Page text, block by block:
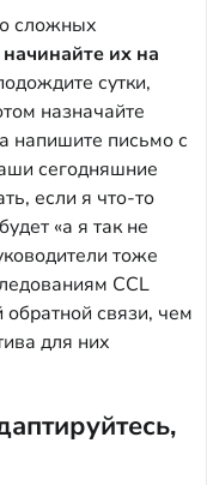
сложных
их на
сутки,
назначайте
напишите письмо с
сегодняшние
если я что-то
«а я так не
тоже
CCL
связи, чем
для них